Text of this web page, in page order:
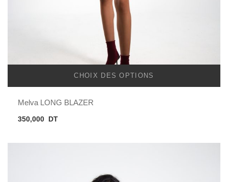
CHOIX DES OPTIONS
Melva LONG BLAZER
350,000 DT